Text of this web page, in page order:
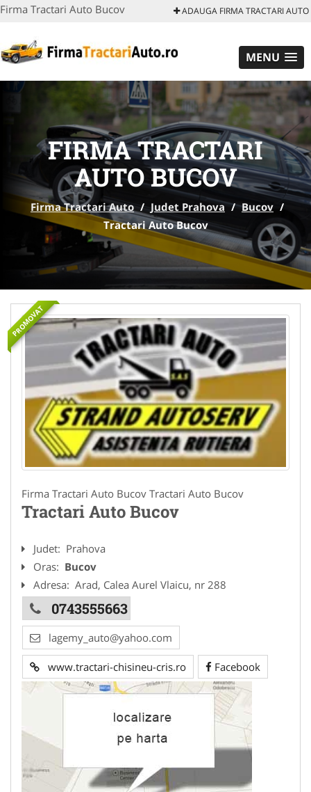
Firma Tractari Auto Bucov ADAUGA FIRMA TRACTARI AUTO
MENU
FIRMA TRACTARI
AUTO BUCOV
Firma Tractari Auto / Judet Prahova / Bucov /
Tractari Auto Bucov
PROMOVAT
Firma Tractari Auto Bucov Tractari Auto Bucov
Tractari Auto Bucov
Judet: Prahova
Oras: Bucov
Adresa: Arad, Calea Aurel Vlaicu, nr 288
0743555663
lagemy_auto@yahoo.com
www.tractari-chisineu-cris.ro Facebook